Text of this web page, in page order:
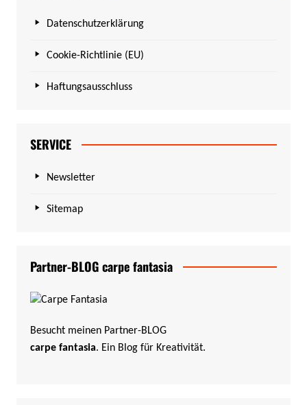
Datenschutzerklärung
Cookie-Richtlinie (EU)
Haftungsausschluss
SERVICE
Newsletter
Sitemap
Partner-BLOG carpe fantasia
Besucht meinen Partner-BLOG
carpe fantasia. Ein Blog für Kreativität.